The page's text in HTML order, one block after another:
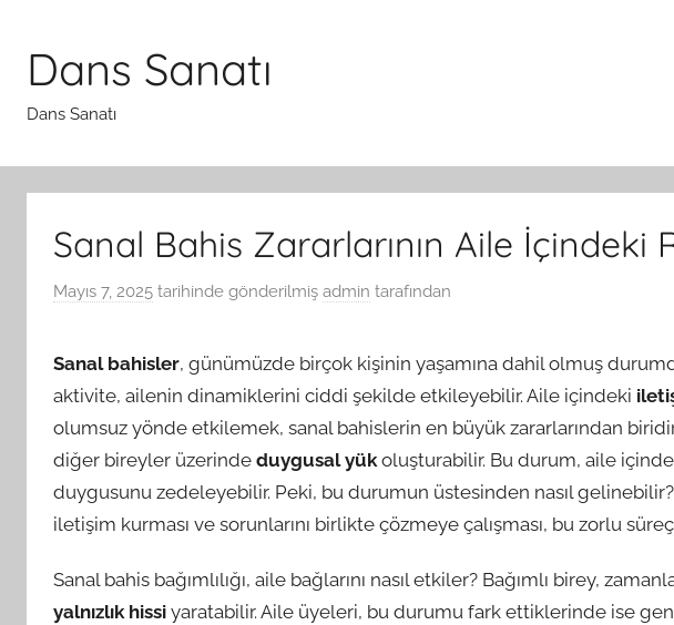
Dans Sanatı
Dans Sanatı
Sanal Bahis Zararlarının Aile İçindeki
Mayıs 7, 2025 tarihinde gönderilmiş admin tarafından
Sanal bahisler, günümüzde birçok kişinin yaşamına dahil olmuş
aktivite, ailenin dinamiklerini ciddi şekilde etkileyebilir. Aile içindeki
olumsuz yönde etkilemek, sanal bahislerin en büyük zararlarından
diğer bireyler üzerinde duygusal yük oluşturabilir. Bu durum, aile
duygusunu zedeleyebilir. Peki, bu durumun üstesinden nasıl
iletişim kurması ve sorunlarını birlikte çözmeye çalışması, bu zorlu
Sanal bahis bağımlılığı, aile bağlarını nasıl etkiler? Bağımlı birey,
yalnızlık hissi yaratabilir. Aile üyeleri, bu durumu fark ettiklerinde ise